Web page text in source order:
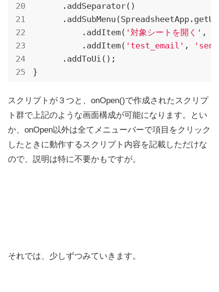
      .addSeparator()
          .addItem(
'対象シートを開く' ,
          .addItem(
'test_email' ,
      .addToUi();
}
スクリプトが３つと、onOpen()で作成されたスクリプ
ト群で上記のような画面構成が可能になります。とい
か、onOpen以外は全てメニューバーで項目をクリック
したときに動作するスクリプト内容を記載しただけな
ので、説明は特に不要かもですが。
それでは、少しずつみていきます。